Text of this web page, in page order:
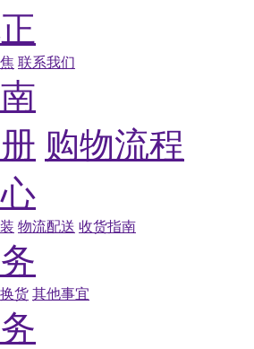
联系我们
购物流程
物流配送 收货指南
货 其他事宜